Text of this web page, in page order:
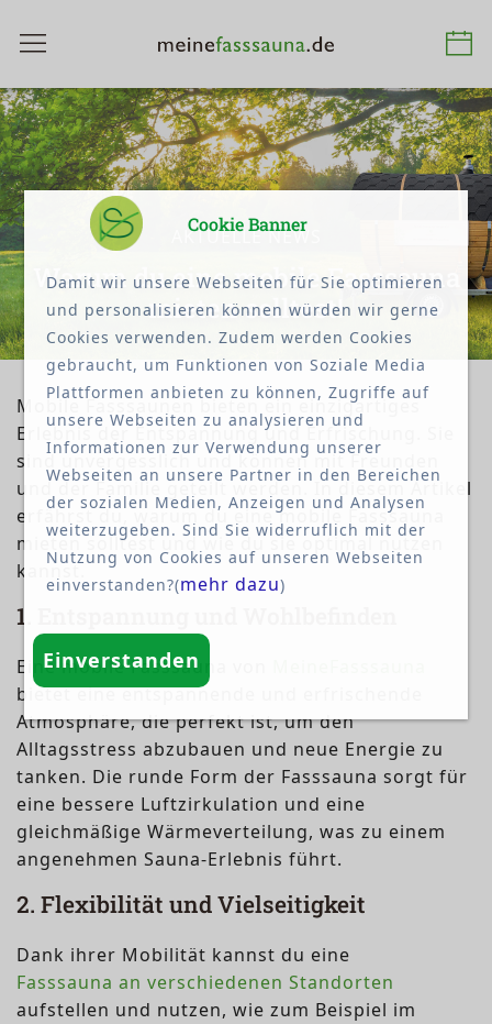
AKTUELLE NEWS
Warum du eine mobile Fasssauna
mieten solltest!
Mobile Fasssaunen bieten ein einzigartiges
Erlebnis der Entspannung und Erfrischung. Sie
sind unvergesslich und können mit Freunden
und der Familie geteilt werden. In diesem Artikel
erfährst du, warum du eine mobile Fasssauna
mieten solltest und wie du sie optimal nutzen
kannst.
1. Entspannung und Wohlbefinden
Eine mobile Fasssauna von
bietet eine entspannende und erfrischende
Atmosphäre, die perfekt ist, um den
Alltagsstress abzubauen und neue Energie zu
tanken. Die runde Form der Fasssauna sorgt für
eine bessere Luftzirkulation und eine
gleichmäßige Wärmeverteilung, was zu einem
angenehmen Sauna-Erlebnis führt.
2. Flexibilität und Vielseitigkeit
Dank ihrer Mobilität kannst du eine
Fasssauna an verschiedenen Standorten
aufstellen und nutzen, wie zum Beispiel im
Cookie Banner
Damit wir unsere Webseiten für Sie optimieren
und personalisieren können würden wir gerne
Cookies verwenden. Zudem werden Cookies
gebraucht, um Funktionen von Soziale Media
Plattformen anbieten zu können, Zugriffe auf
unsere Webseiten zu analysieren und
Informationen zur Verwendung unserer
Webseiten an unsere Partner in den Bereichen
der sozialen Medien, Anzeigen und Analysen
weiterzugeben. Sind Sie widerruflich mit der
Nutzung von Cookies auf unseren Webseiten
einverstanden?(mehr dazu)
Einverstanden